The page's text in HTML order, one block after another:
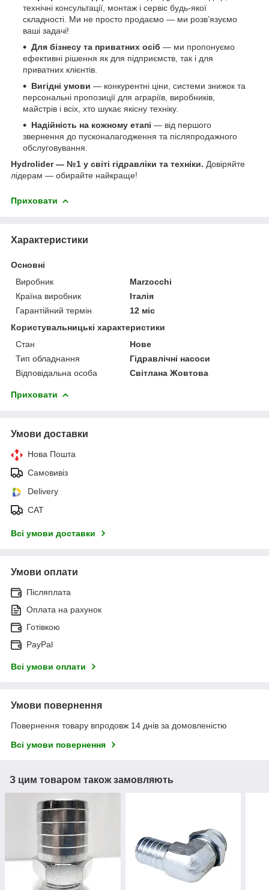
технічні консультації, монтаж і сервіс будь-якої
складності. Ми не просто продаємо — ми розв’язуємо
ваші задачі!
Для бізнесу та приватних осіб — ми пропонуємо
ефективні рішення як для підприємств, так і для
приватних клієнтів.
Вигідні умови — конкурентні ціни, системи знижок та
персональні пропозиції для аграріїв, виробників,
майстрів і всіх, хто шукає якісну техніку.
Надійність на кожному етапі — від першого
звернення до пусконалагодження та післяпродажного
обслуговування.
Hydrolider — №1 у світі гідравліки та техніки. Довіряйте
лідерам — обирайте найкраще!
Приховати
Характеристики
Основні
Виробник
Marzocchi
Країна виробник
Італія
Гарантійний термін
12 міс
Користувальницькі характеристики
Стан
Нове
Тип обладнання
Гідравлічні насоси
Відповідальна особа
Світлана Жовтова
Приховати
Умови доставки
Нова Пошта
Самовивіз
Delivery
САТ
Всі умови доставки
Умови оплати
Післяплата
Оплата на рахунок
Готівкою
PayPal
Всі умови оплати
Умови повернення
Повернення товару впродовж 14 днів за домовленістю
Всі умови повернення
З цим товаром також замовляють